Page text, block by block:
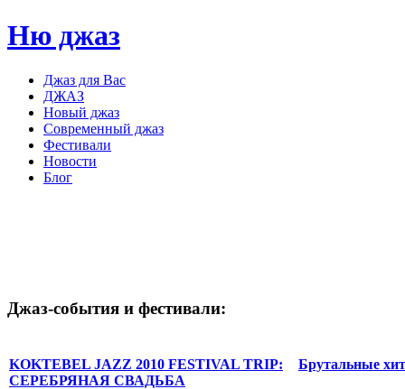
Ню джаз
Джаз для Вас
ДЖАЗ
Новый джаз
Современный джаз
Фестивали
Новости
Блог
Джаз-события и фестивали:
KOKTEBEL JAZZ 2010 FESTIVAL TRIP:
СЕРЕБРЯНАЯ СВАДЬБА
Брутальные